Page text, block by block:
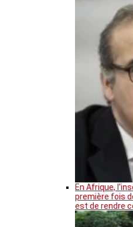
En Afrique,
première fois
est de rendre